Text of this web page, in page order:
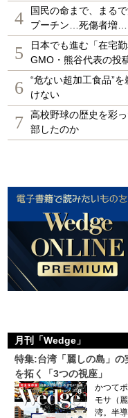
4
国民の命まで、まる
プーチン…死傷者増…
5
日本でも進む「在宅勤
GMO・熊谷代表の投
6
“危ない超加工食品”
けない
7
高校野球の歴史を彩
部したのか
月刊「Wedge」
特集:台湾「麗しの島」
を拓く「3つの視座」
かつて
モサ（
湾。半